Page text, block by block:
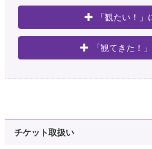
「観たい！」
「観てきた！
チケット取扱い